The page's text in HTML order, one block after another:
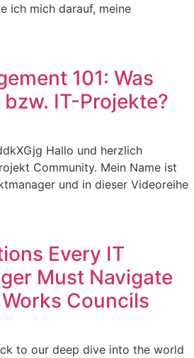
ich mich darauf, meine
101: Was
IT-Projekte?
Hallo und herzlich
Community. Mein Name ist
und in dieser Videoreihe
Every IT
Must Navigate
Councils
to our deep dive into the world